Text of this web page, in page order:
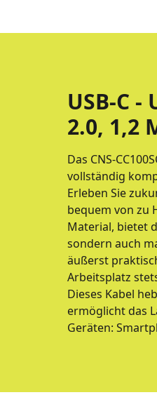
USB-C -
2.0, 1,2
Das CNS-
vollständig
Erleben Sie
bequem von zu
Material, bietet
sondern auch
äußerst
Arbeitsplatz
Dieses Kabel
ermöglicht das
Geräten: